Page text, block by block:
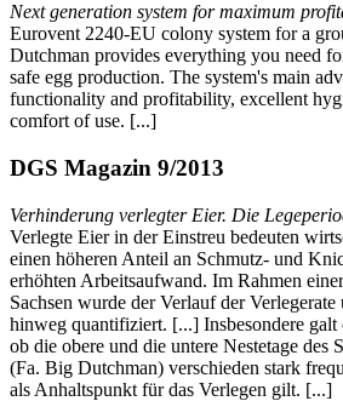
Next generation system for maximum
Eurovent 2240-EU colony system for a
Dutchman provides everything you need
safe egg production. The system's main
functionality and profitability, excellent
comfort of use. [...]
DGS Magazin 9/2013
Verhinderung verlegter Eier. Die
Verlegte Eier in der Einstreu bedeuten
einen höheren Anteil an Schmutz- und
erhöhten Arbeitsaufwand. Im Rahmen
Sachsen wurde der Verlauf der
hinweg quantifiziert. [...] Insbesondere galt
ob die obere und die untere Nestetage des
(Fa. Big Dutchman) verschieden stark
als Anhaltspunkt für das Verlegen gilt. [...]